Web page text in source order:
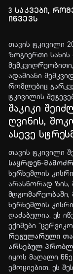
3 საკვები,
იწვევს
თავის ტკივილი
ზოგიერთი სახის
ადამიანი
რომლებიც
ტკივილის
შაკიკი
ღვინის,
ასევე
თავის ტკივილი
საყრდენ-
ხერხემლის
არასწორად ზის,
მდგომარეობაში,
ხერხემლის
დაძაბულია. ეს
ექიმები
რეგულარული
არსებულ
იყოს მაღალი
ემოციებით. ეს